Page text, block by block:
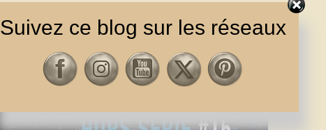
Suivez ce blog sur les réseaux